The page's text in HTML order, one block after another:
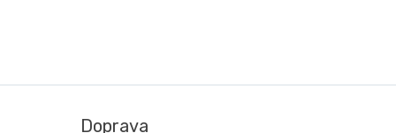
Doprava